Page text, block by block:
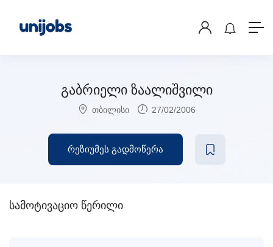
გაბრიელი ზაალიშვილი
თბილისი 27/02/2006
რეზიუმეს გადმოწერა
სამოტივაციო წერილი